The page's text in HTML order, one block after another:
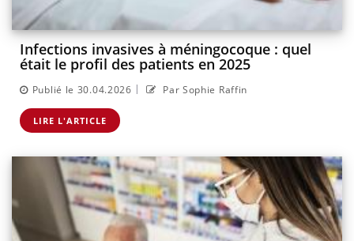
Infections invasives à méningocoque : quel
était le profil des patients en 2025
Publié le 30.04.2026 | Par Sophie Raffin
LIRE L'ARTICLE